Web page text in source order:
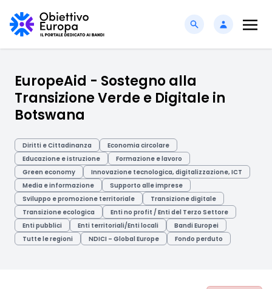
EuropeAid - Sostegno alla
Transizione Verde e Digitale in
Botswana
Diritti e Cittadinanza
Economia circolare
Educazione e istruzione
Formazione e lavoro
Green economy
Innovazione tecnologica, digitalizzazione, ICT
Media e informazione
Supporto alle imprese
Sviluppo e promozione territoriale
Transizione digitale
Transizione ecologica
Enti no profit / Enti del Terzo Settore
Enti pubblici
Enti territoriali/Enti locali
Bandi Europei
Tutte le regioni
NDICI – Global Europe Fondo perduto